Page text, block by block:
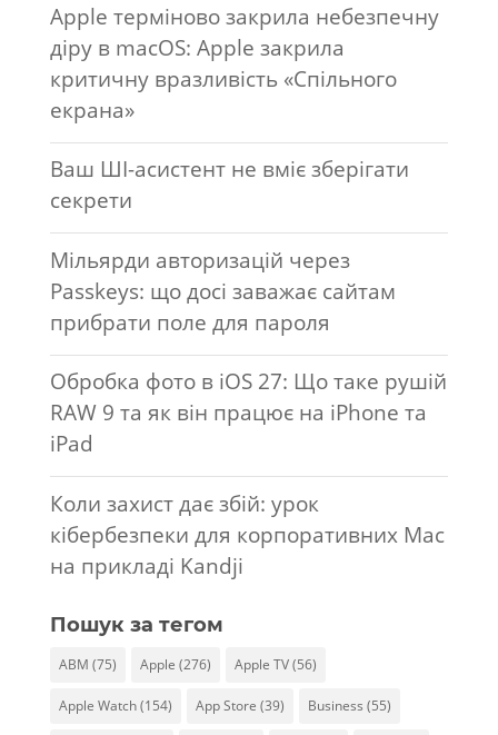
Apple терміново закрила небезпечну
діру в macOS: Apple закрила
критичну вразливість «Спільного
екрана»
Ваш ШІ-асистент не вміє зберігати
секрети
Мільярди авторизацій через
Passkeys: що досі заважає сайтам
прибрати поле для пароля
Обробка фото в iOS 27: Що таке рушій
RAW 9 та як він працює на iPhone та
iPad
Коли захист дає збій: урок
кібербезпеки для корпоративних Mac
на прикладі Kandji
Пошук за тегом
ABM (75) Apple (276) Apple TV(56)
Apple Watch(154) App Store (39) Business (55)